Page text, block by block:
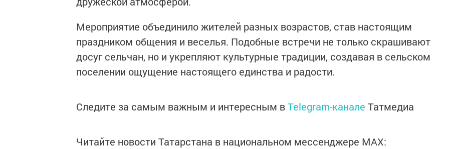
Мероприятие объединило жителей разных возрастов, став настоящим
праздником общения и веселья. Подобные встречи не только скрашивают
досуг сельчан, но и укрепляют культурные традиции, создавая в сельском
поселении ощущение настоящего единства и радости.
Следите за самым важным и интересным вTelegram-канале Татмедиа
Читайте новости Татарстана в национальном мессенджере MАХ: